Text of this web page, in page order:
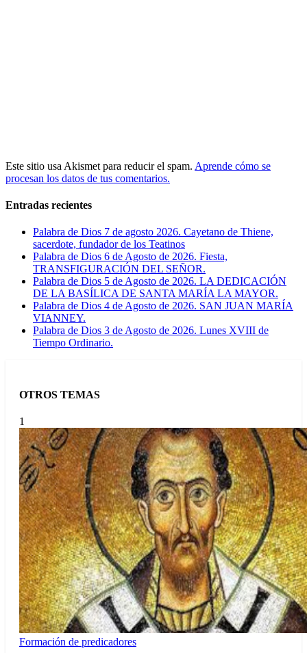
Este sitio usa Akismet para reducir el spam. Aprende cómo se
procesan los datos de tus comentarios.
Entradas recientes
Palabra de Dios 7 de agosto 2026. Cayetano de Thiene,
sacerdote, fundador de los Teatinos
Palabra de Dios 6 de Agosto de 2026. Fiesta,
TRANSFIGURACIÓN DEL SEÑOR.
Palabra de Dios 5 de Agosto de 2026. LA DEDICACIÓN
DE LA BASÍLICA DE SANTA MARÍA LA MAYOR.
Palabra de Dios 4 de Agosto de 2026. SAN JUAN MARÍA
VIANNEY.
Palabra de Dios 3 de Agosto de 2026. Lunes XVIII de
Tiempo Ordinario.
OTROS TEMAS
1
Formación de predicadores